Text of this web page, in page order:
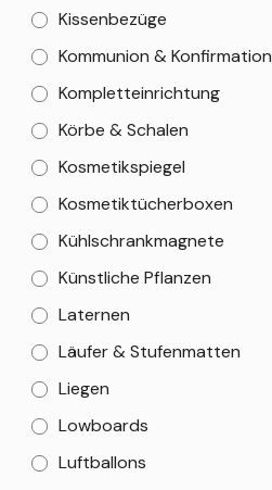
Kissenbezüge
Kommunion & Konfirmation
Kompletteinrichtung
Körbe & Schalen
Kosmetikspiegel
Kosmetiktücherboxen
Kühlschrankmagnete
Künstliche Pflanzen
Laternen
Läufer & Stufenmatten
Liegen
Lowboards
Luftballons